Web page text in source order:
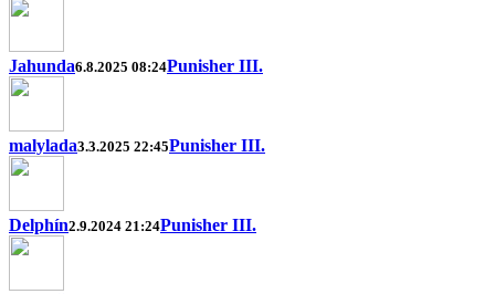
Jahunda6.8.2025 08:24Punisher III.
malylada3.3.2025 22:45Punisher III.
Delphín2.9.2024 21:24Punisher III.